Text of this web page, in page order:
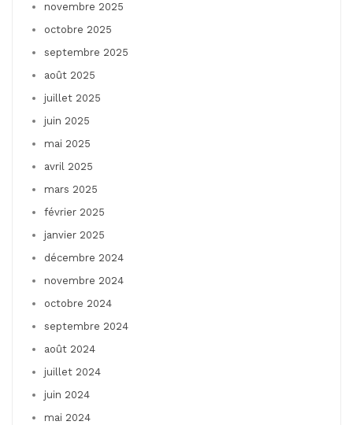
novembre 2025
octobre 2025
septembre 2025
août 2025
juillet 2025
juin 2025
mai 2025
avril 2025
mars 2025
février 2025
janvier 2025
décembre 2024
novembre 2024
octobre 2024
septembre 2024
août 2024
juillet 2024
juin 2024
mai 2024